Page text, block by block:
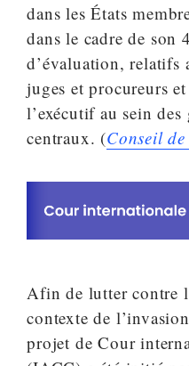
dans les États
dans le cadre de son 4
d’évaluation, relatifs
juges et procureurs
l’exécutif au sein des
centraux. (Conseil
Afin de lutter contre
contexte de
projet de Cour